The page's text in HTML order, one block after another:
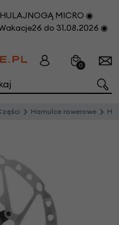
MICRO ◉
do 31.08.2026 ◉
0
Hamulce rowerowe